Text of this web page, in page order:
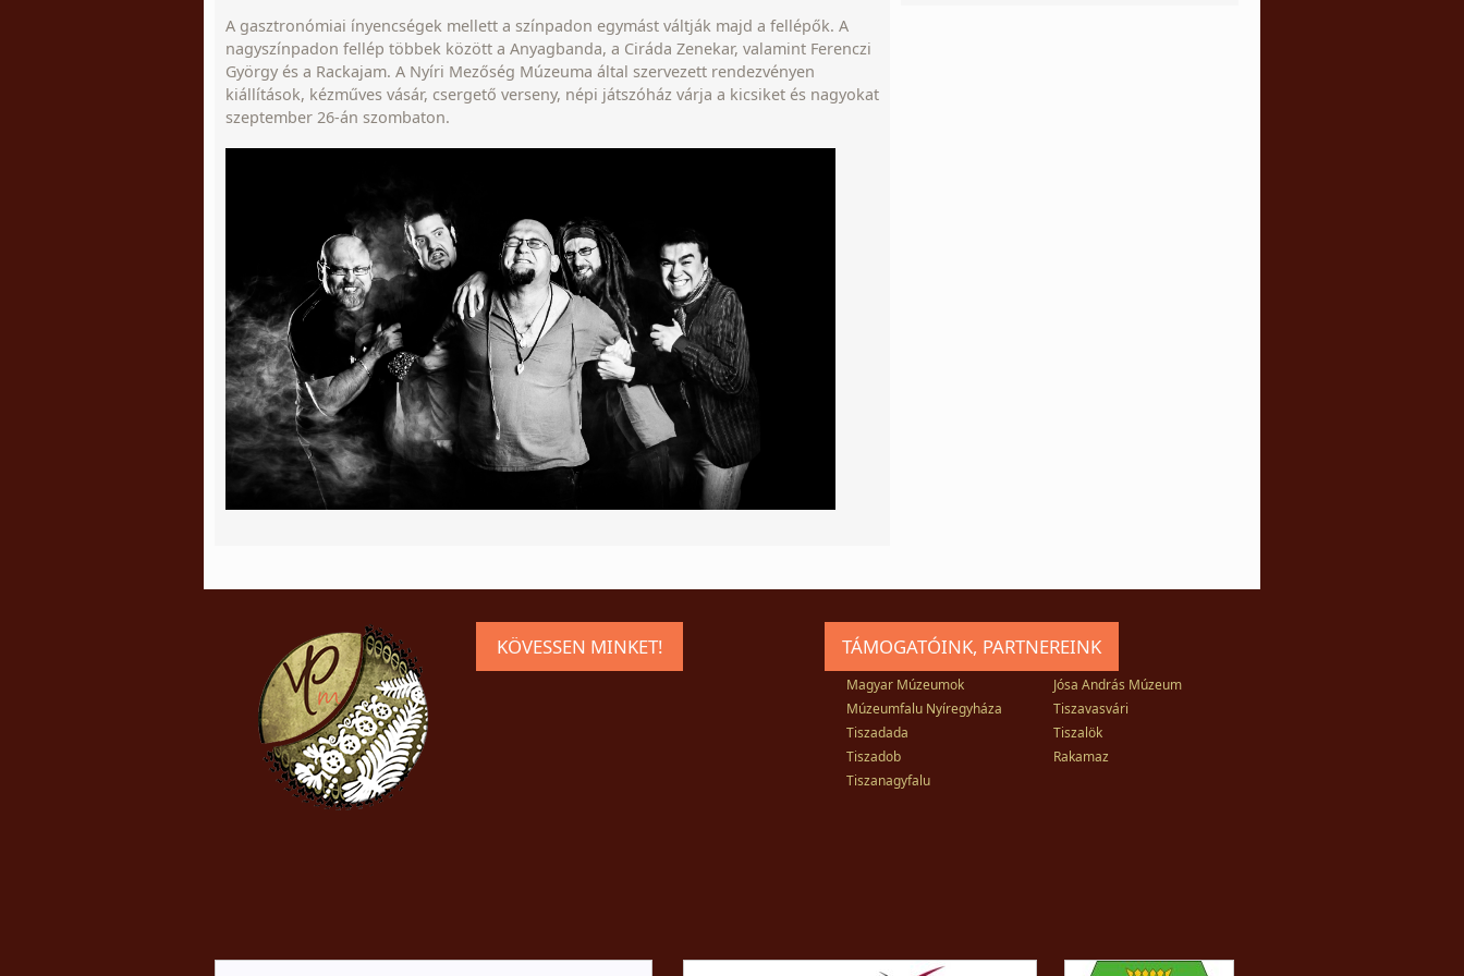
A gasztronómiai ínyencségek mellett a színpadon egymást váltják majd a fellépők. A
nagyszínpadon fellép többek között a Anyagbanda, a Ciráda Zenekar, valamint Ferenczi
György és a Rackajam. A Nyíri Mezőség Múzeuma által szervezett rendezvényen
kiállítások, kézműves vásár, csergető verseny, népi játszóház várja a kicsiket és nagyokat
szeptember 26-án szombaton.
KÖVESSEN MINKET! TÁMOGATÓINK, PARTNEREINK
Magyar Múzeumok
Jósa András Múzeum
Múzeumfalu Nyíregyháza
Tiszavasvári
Tiszadada
Tiszalök
Tiszadob
Rakamaz
Tiszanagyfalu